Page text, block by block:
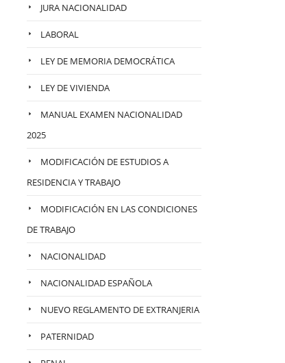
JURA NACIONALIDAD
LABORAL
LEY DE MEMORIA DEMOCRÁTICA
LEY DE VIVIENDA
MANUAL EXAMEN NACIONALIDAD
2025
MODIFICACIÓN DE ESTUDIOS A
RESIDENCIA Y TRABAJO
MODIFICACIÓN EN LAS CONDICIONES
DE TRABAJO
NACIONALIDAD
NACIONALIDAD ESPAÑOLA
NUEVO REGLAMENTO DE EXTRANJERIA
PATERNIDAD